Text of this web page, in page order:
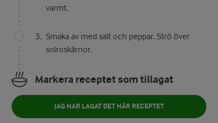
varmt.
Smaka av med salt och peppar. Strö över
solroskärnor.
Markera receptet som tillagat
JAG HAR LAGAT DET HÄR RECEPTET